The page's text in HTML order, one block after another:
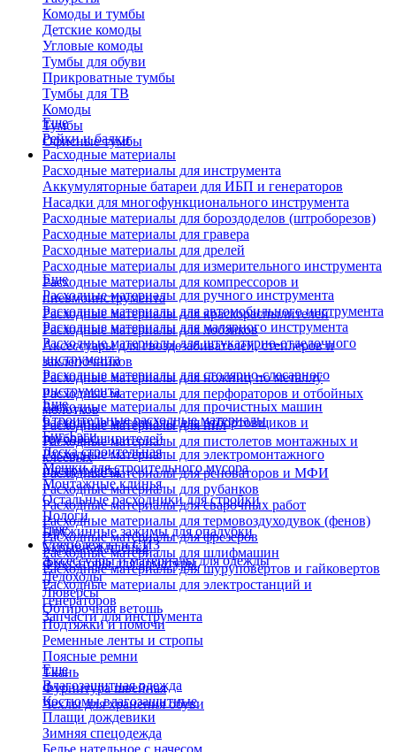
Комоды и тумбы
Детские комоды
Угловые комоды
Тумбы для обуви
Прикроватные тумбы
Тумбы для ТВ
Комоды
Тумбы
Офисные тумбы
Еще
Рейки и балки
Расходные материалы
Расходные материалы для инструмента
Аккумуляторные батареи для ИБП и генераторов
Насадки для многофункционального инструмента
Расходные материалы для бороздоделов (штроборезов)
Расходные материалы для гравера
Расходные материалы для дрелей
Расходные материалы для измерительного инструмента
Расходные материалы для компрессоров и
пневмоинструмента
Расходные материалы для краскораспылителей
Расходные материалы для лобзиков
Аксессуары для гвоздезабивателей, степлеров и
заклепочников
Расходные материалы для ножниц по металлу
Расходные материалы для перфораторов и отбойных
молотков
Расходные материалы для пил
Расходные материалы для пистолетов монтажных и
клеевых
Расходные материалы для реноваторов и МФИ
Расходные материалы для рубанков
Расходные материалы для сварочных работ
Расходные материалы для термовоздуходувок (фенов)
Расходные материалы для фрезеров
Расходные материалы для шлифмашин
Расходные материалы для шуруповертов и гайковертов
Расходные материалы для электростанций и
генераторов
Запчасти для инструмента
Еще
Расходные материалы для ручного инструмента
Расходные материалы для автомобильного инструмента
Расходные материалы для малярного инструмента
Расходные материалы для штукатурно-отделочного
инструмента
Расходные материалы для столярно-слесарного
инструмента
Расходные материалы для прочистных машин
Расходные материалы для отбортовщиков и
труборасширителей
Расходные материалы для электромонтажного
инструмента
Еще
Строительные расходные материалы
Биг-Бэги
Леска строительная
Мешки для строительного мусора
Монтажные клинья
Остальные расходники для стройки
Пологи
Пружинные зажимы для опалубки
Укрывная пленка
Фиксаторы для арматуры
Еще
Спецодежда и СИЗ
Аксессуары и материалы для одежды
Ледоходы
Люверсы
Обтирочная ветошь
Подтяжки и помочи
Ременные ленты и стропы
Поясные ремни
Ткань
Фурнитура швейная
Чехлы для хранения обуви
Еще
Влагозащитная одежда
Костюмы влагозащитные
Плащи дождевики
Зимняя спецодежда
Белье нательное с начесом